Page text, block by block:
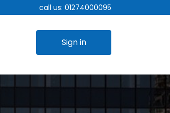
call us: 01274000095
Sign in